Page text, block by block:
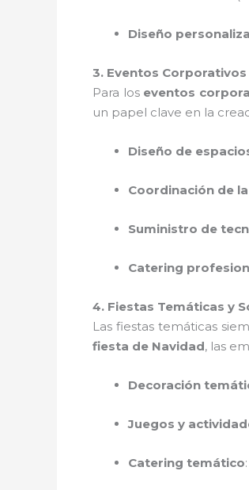
Diseño
3. Eventos Corporativos
Para los eventos
un papel clave en la
Diseño de
Coordinación de
Suministro de
Catering
4. Fiestas Temáticas y
Las fiestas temáticas
fiesta de Navidad, las
Decoración
Juegos y
Catering temático